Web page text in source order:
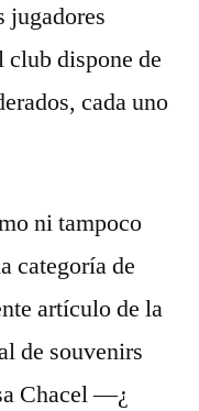
jugadores
club dispone de
cada uno
ni tampoco
categoría de
artículo de la
de souvenirs
Chacel —¿